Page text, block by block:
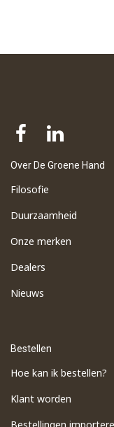
Over De Groene Hand
Filosofie
Duurzaamheid
Onze merken
Dealers
Nieuws
Bestellen
Hoe kan ik bestellen?
Klant worden